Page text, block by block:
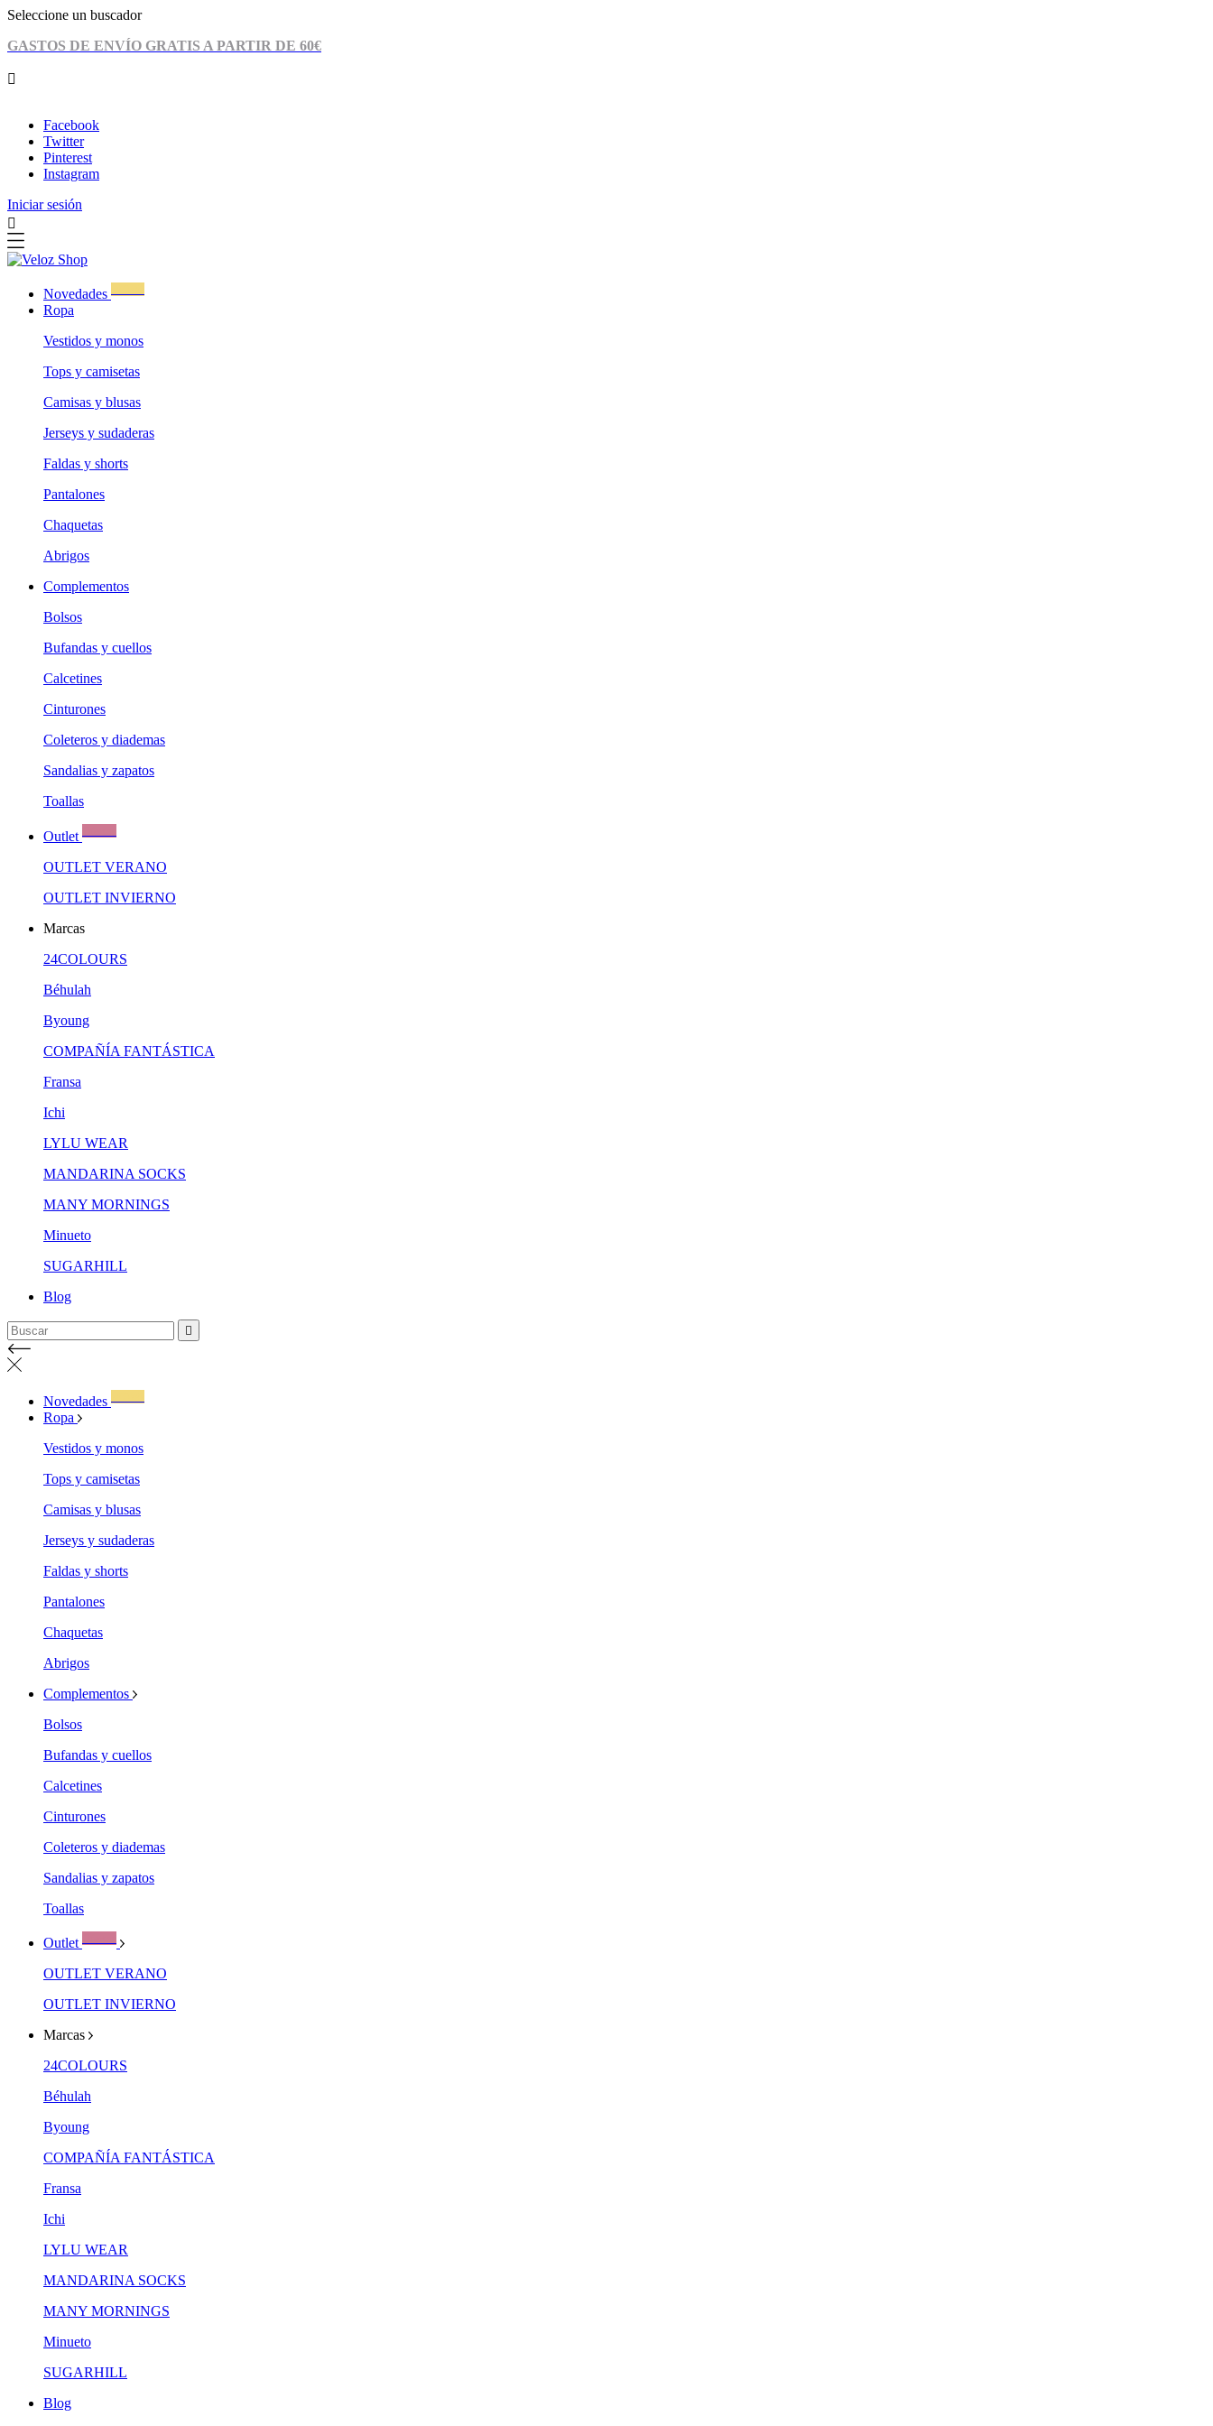
Seleccione un buscador
GASTOS DE ENVÍO GRATIS A PARTIR DE 60€

Facebook
Twitter
Pinterest
Instagram
Iniciar sesión

Novedades
Ropa
Vestidos y monos
Tops y camisetas
Camisas y blusas
Jerseys y sudaderas
Faldas y shorts
Pantalones
Chaquetas
Abrigos
Complementos
Bolsos
Bufandas y cuellos
Calcetines
Cinturones
Coleteros y diademas
Sandalias y zapatos
Toallas
Outlet
OUTLET VERANO
OUTLET INVIERNO
Marcas
24COLOURS
Béhulah
Byoung
COMPAÑÍA FANTÁSTICA
Fransa
Ichi
LYLU WEAR
MANDARINA SOCKS
MANY MORNINGS
Minueto
SUGARHILL
Blog

Novedades
Ropa
Vestidos y monos
Tops y camisetas
Camisas y blusas
Jerseys y sudaderas
Faldas y shorts
Pantalones
Chaquetas
Abrigos
Complementos
Bolsos
Bufandas y cuellos
Calcetines
Cinturones
Coleteros y diademas
Sandalias y zapatos
Toallas
Outlet
OUTLET VERANO
OUTLET INVIERNO
Marcas
24COLOURS
Béhulah
Byoung
COMPAÑÍA FANTÁSTICA
Fransa
Ichi
LYLU WEAR
MANDARINA SOCKS
MANY MORNINGS
Minueto
SUGARHILL
Blog